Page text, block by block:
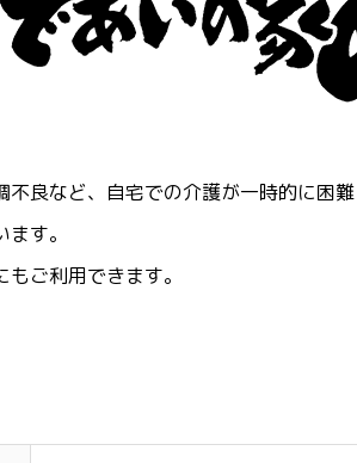
不良など、自宅での介護が一時的に困
す。
ご利用できます。